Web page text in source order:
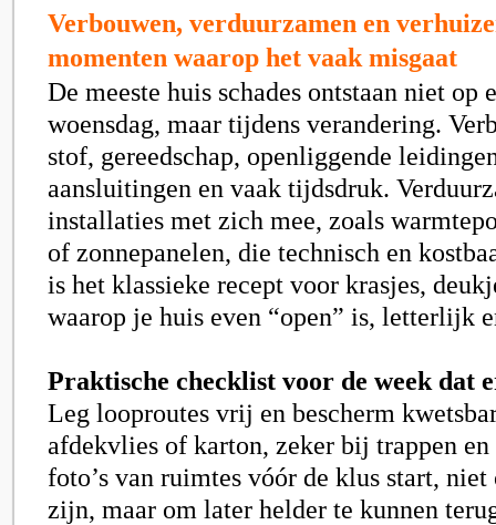
Verbouwen, verduurzamen en
momenten waarop het vaak misgaat
De meeste huis schades ontstaan niet op
woensdag, maar tijdens verandering.
stof, gereedschap, openliggende
aansluitingen en vaak tijdsdruk.
installaties met zich mee, zoals
of zonnepanelen, die technisch en
is het klassieke recept voor krasjes,
waarop je huis even “open” is, letterlijk
Praktische checklist voor de week dat
Leg looproutes vrij en bescherm
afdekvlies of karton, zeker bij trappen
foto’s van ruimtes vóór de klus start,
zijn, maar om later helder te kunnen